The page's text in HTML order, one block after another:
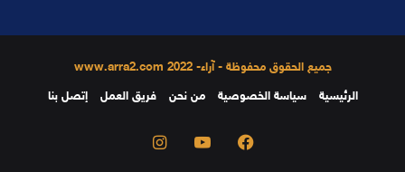
جميع الحقوق محفوظة - آراء- 2022 www.arra2.com
الرئيسية
سياسة الخصوصية من نحن فريق العمل إتصل بنا
فيسبوك يوتيوب